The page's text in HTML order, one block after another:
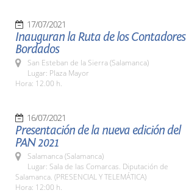
17/07/2021
Inauguran la Ruta de los Contadores
Bordados
San Esteban de la Sierra (Salamanca)
Lugar: Plaza Mayor
Hora: 12.00 h.
16/07/2021
Presentación de la nueva edición del
PAN 2021
Salamanca (Salamanca)
Lugar: Sala de las Comarcas. Diputación de
Salamanca. (PRESENCIAL Y TELEMÁTICA)
Hora: 12:00 h.